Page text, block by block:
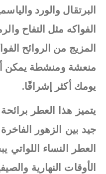
البرتقال والورد
الفواكه مثل التفاح
المزيج من الروائح
منعشة ومنشطة يمكن
يومك أكثر إشراقًا.
يتميز هذا العطر
جيد بين الزهور
العطر النساء
الأوقات النهارية